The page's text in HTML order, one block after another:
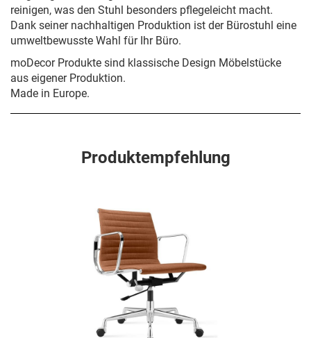
reinigen, was den Stuhl besonders pflegeleicht macht.
Dank seiner nachhaltigen Produktion ist der Bürostuhl eine
umweltbewusste Wahl für Ihr Büro.
moDecor Produkte sind klassische Design Möbelstücke
aus eigener Produktion.
Made in Europe.
Produktempfehlung